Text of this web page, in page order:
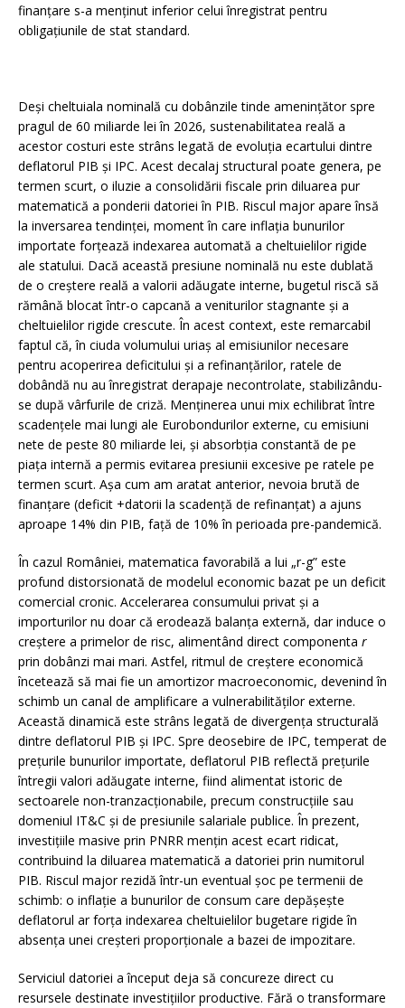
finanțare s-a menținut inferior celui înregistrat pentru
obligațiunile de stat standard.
Deși cheltuiala nominală cu dobânzile tinde amenințător spre
pragul de 60 miliarde lei în 2026, sustenabilitatea reală a
acestor costuri este strâns legată de evoluția ecartului dintre
deflatorul PIB și IPC. Acest decalaj structural poate genera, pe
termen scurt, o iluzie a consolidării fiscale prin diluarea pur
matematică a ponderii datoriei în PIB. Riscul major apare însă
la inversarea tendinței, moment în care inflația bunurilor
importate forțează indexarea automată a cheltuielilor rigide
ale statului. Dacă această presiune nominală nu este dublată
de o creștere reală a valorii adăugate interne, bugetul riscă să
rămână blocat într-o capcană a veniturilor stagnante și a
cheltuielilor rigide crescute. În acest context, este remarcabil
faptul că, în ciuda volumului uriaș al emisiunilor necesare
pentru acoperirea deficitului și a refinanțărilor, ratele de
dobândă nu au înregistrat derapaje necontrolate, stabilizându-
se după vârfurile de criză. Menținerea unui mix echilibrat între
scadențele mai lungi ale Eurobondurilor externe, cu emisiuni
nete de peste 80 miliarde lei, și absorbția constantă de pe
piața internă a permis evitarea presiunii excesive pe ratele pe
termen scurt. Așa cum am aratat anterior, nevoia brută de
finanțare (deficit +datorii la scadență de refinanțat) a ajuns
aproape 14% din PIB, față de 10% în perioada pre-pandemică.
În cazul României, matematica favorabilă a lui „r-g” este
profund distorsionată de modelul economic bazat pe un deficit
comercial cronic. Accelerarea consumului privat și a
importurilor nu doar că erodează balanța externă, dar induce o
creștere a primelor de risc, alimentând direct componenta r
prin dobânzi mai mari. Astfel, ritmul de creștere economică
încetează să mai fie un amortizor macroeconomic, devenind în
schimb un canal de amplificare a vulnerabilităților externe.
Această dinamică este strâns legată de divergența structurală
dintre deflatorul PIB și IPC. Spre deosebire de IPC, temperat de
prețurile bunurilor importate, deflatorul PIB reflectă prețurile
întregii valori adăugate interne, fiind alimentat istoric de
sectoarele non-tranzacționabile, precum construcțiile sau
domeniul IT&C și de presiunile salariale publice. În prezent,
investițiile masive prin PNRR mențin acest ecart ridicat,
contribuind la diluarea matematică a datoriei prin numitorul
PIB. Riscul major rezidă într-un eventual șoc pe termenii de
schimb: o inflație a bunurilor de consum care depășește
deflatorul ar forța indexarea cheltuielilor bugetare rigide în
absența unei creșteri proporționale a bazei de impozitare.
Serviciul datoriei a început deja să concureze direct cu
resursele destinate investițiilor productive. Fără o transformare